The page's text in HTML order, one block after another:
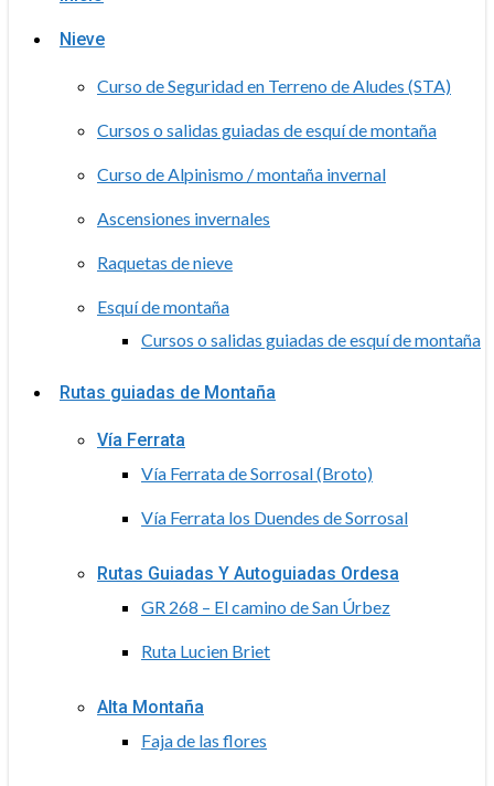
Nieve
Curso de Seguridad en Terreno de Aludes (STA)
Cursos o salidas guiadas de esquí de montaña
Curso de Alpinismo / montaña invernal
Ascensiones invernales
Raquetas de nieve
Esquí de montaña
Cursos o salidas guiadas de esquí de montaña
Rutas guiadas de Montaña
Vía Ferrata
Vía Ferrata de Sorrosal (Broto)
Vía Ferrata los Duendes de Sorrosal
Rutas Guiadas Y Autoguiadas Ordesa
GR 268 – El camino de San Úrbez
Ruta Lucien Briet
Alta Montaña
Faja de las flores